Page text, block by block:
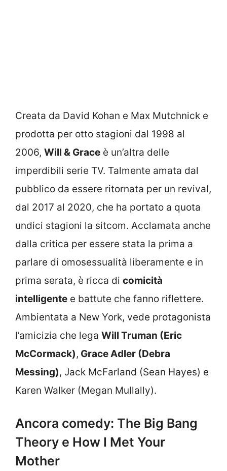
Creata da David Kohan e Max Mutchnick e
prodotta per otto stagioni dal 1998 al
2006, Will & Grace è un’altra delle
imperdibili serie TV. Talmente amata dal
pubblico da essere ritornata per un revival,
dal 2017 al 2020, che ha portato a quota
undici stagioni la sitcom. Acclamata anche
dalla critica per essere stata la prima a
parlare di omosessualità liberamente e in
prima serata, è ricca di comicità
intelligente e battute che fanno riflettere.
Ambientata a New York, vede protagonista
l’amicizia che lega Will Truman (Eric
McCormack), Grace Adler (Debra
Messing), Jack McFarland (Sean Hayes) e
Karen Walker (Megan Mullally).
Ancora comedy: The Big Bang
Theory e How I Met Your
Mother